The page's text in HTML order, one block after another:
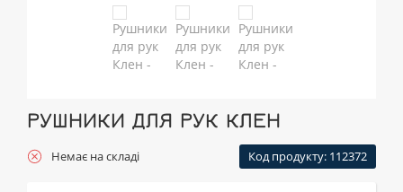
РУШНИКИ ДЛЯ РУК КЛЕН
Немає на складі Код продукту: 112372